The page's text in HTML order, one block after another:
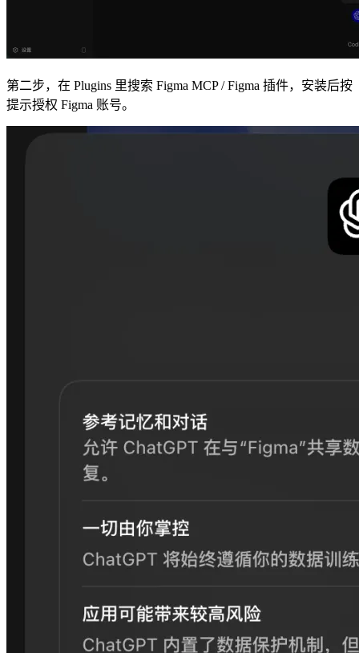
第二步，在 Plugins 里搜索 Figma MCP / Figma 插件，安装后按
提示授权 Figma 账号。